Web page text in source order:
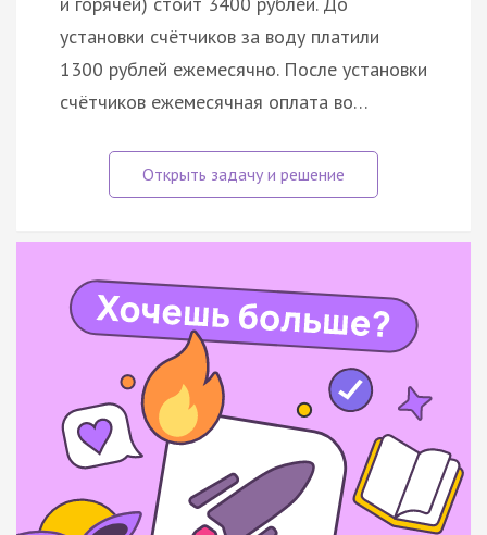
установки счётчиков за воду платили
1300 рублей ежемесячно. После установки
счётчиков ежемесячная оплата во…